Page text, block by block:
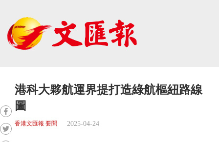
港科大夥航運界提打造綠航樞紐路線
圖
香港文匯報 要聞 2025-04-24